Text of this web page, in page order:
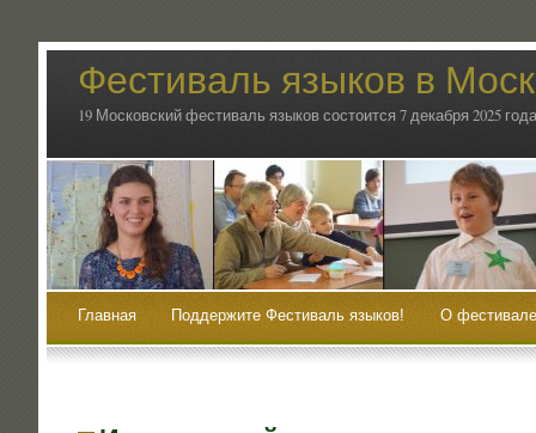
Фестиваль языков в
19 Московский фестиваль языков состоится 7 декабря 2025
Главная Поддержите Фестиваль языков! О